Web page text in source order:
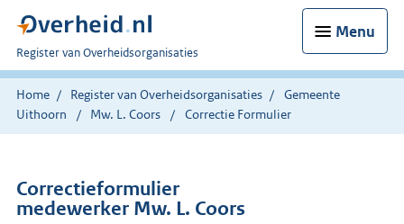
Menu
U
bent
nu
hier:
Register van Overheidsorganisaties
Home Register van Overheidsorganisaties
Gemeente
Uithoorn
Mw. L. Coors Correctie Formulier
Correctieformulier
medewerker Mw. L. Coors